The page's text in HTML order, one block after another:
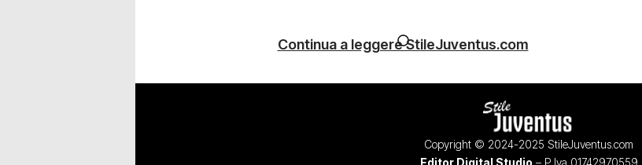
Continua a leggere StileJuventus.com
Copyright © 2024-2025 StileJuventus.com
Editor Digital Studio – P.Iva 01742970559